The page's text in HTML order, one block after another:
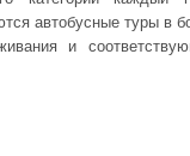
автобусные туры в
и